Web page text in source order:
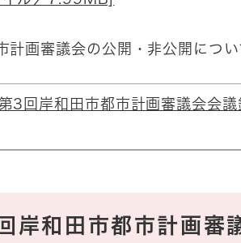
計画審議会の公開・非公開につい
3回岸和田市都市計画審議会会
岸和田市都市計画審